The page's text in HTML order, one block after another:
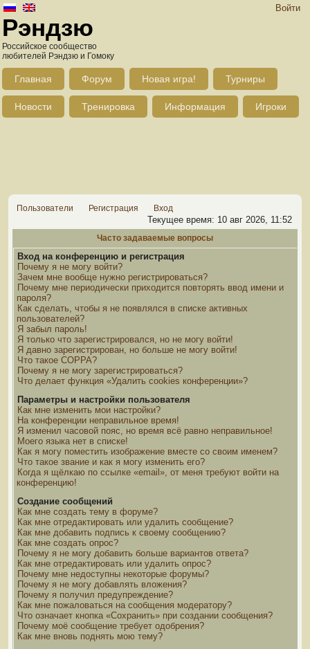
Войти
Рэндзю
Российское сообщество
любителей Рэндзю и Гомоку
Главная Форум Новая игра! Турниры
Новости Тренировка Информация Игроки
Пользователи Регистрация Вход
Текущее время: 10 авг 2026, 11:52
Часто задаваемые вопросы
Вход на конференцию и регистрация
Почему я не могу войти?
Зачем мне вообще нужно регистрироваться?
Почему мне периодически приходится повторять ввод имени и
пароля?
Как сделать, чтобы я не появлялся в списке активных
пользователей?
Я забыл пароль!
Я только что зарегистрировался, но не могу войти!
Я давно зарегистрирован, но больше не могу войти!
Что такое COPPA?
Почему я не могу зарегистрироваться?
Что делает функция «Удалить cookies конференции»?
Параметры и настройки пользователя
Как мне изменить мои настройки?
На конференции неправильное время!
Я изменил часовой пояс, но время всё равно неправильное!
Моего языка нет в списке!
Как я могу поместить изображение вместе со своим именем?
Что такое звание и как я могу изменить его?
Когда я щёлкаю по ссылке «email», от меня требуют войти на
конференцию!
Создание сообщений
Как мне создать тему в форуме?
Как мне отредактировать или удалить сообщение?
Как мне добавить подпись к своему сообщению?
Как мне создать опрос?
Почему я не могу добавить больше вариантов ответа?
Как мне отредактировать или удалить опрос?
Почему мне недоступны некоторые форумы?
Почему я не могу добавлять вложения?
Почему я получил предупреждение?
Как мне пожаловаться на сообщения модератору?
Что означает кнопка «Сохранить» при создании сообщения?
Почему моё сообщение требует одобрения?
Как мне вновь поднять мою тему?